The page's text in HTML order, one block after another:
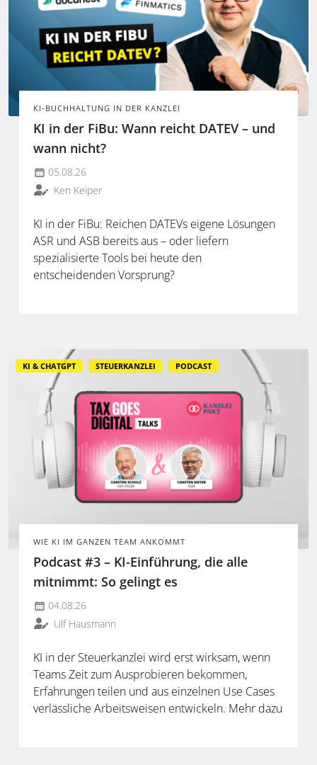
KI-BUCHHALTUNG IN DER KANZLEI
KI in der FiBu: Wann reicht DATEV – und
wann nicht?
05.08.26
Ken Keiper
KI in der FiBu: Reichen DATEVs eigene Lösungen
ASR und ASB bereits aus – oder liefern
spezialisierte Tools bei heute den
entscheidenden Vorsprung?
KI & CHATGPT STEUERKANZLEI PODCAST
WIE KI IM GANZEN TEAM ANKOMMT
Podcast #3 – KI-Einführung, die alle
mitnimmt: So gelingt es
04.08.26
Ulf Hausmann
KI in der Steuerkanzlei wird erst wirksam, wenn
Teams Zeit zum Ausprobieren bekommen,
Erfahrungen teilen und aus einzelnen Use Cases
verlässliche Arbeitsweisen entwickeln. Mehr dazu